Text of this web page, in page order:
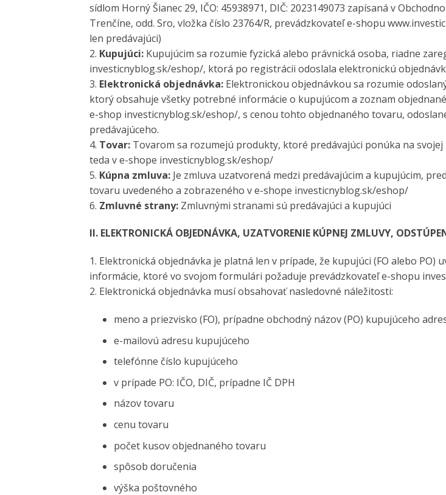
sídlom Horný Šianec 29, IČO: 45938971, DIČ: 2023149073 zapísaná v
Trenčíne, odd. Sro, vložka číslo 23764/R, prevádzkovateľ e-shopu
len predávajúci)
2. Kupujúci: Kupujúcim sa rozumie fyzická alebo právnická osoba, riadne
investicnyblog.sk/eshop/, ktorá po registrácii odoslala elektronickú
3. Elektronická objednávka: Elektronickou objednávkou sa rozumie
ktorý obsahuje všetky potrebné informácie o kupujúcom a zoznam
e-shop investicnyblog.sk/eshop/, s cenou tohto objednaného tovaru,
predávajúceho.
4. Tovar: Tovarom sa rozumejú produkty, ktoré predávajúci ponúka na
teda v e-shope investicnyblog.sk/eshop/
5. Kúpna zmluva: Je zmluva uzatvorená medzi predávajúcim a kupujúcim,
tovaru uvedeného a zobrazeného v e-shope investicnyblog.sk/eshop/
6. Zmluvné strany: Zmluvnými stranami sú predávajúci a kupujúci
II. ELEKTRONICKÁ OBJEDNÁVKA, UZATVORENIE KÚPNEJ ZMLUVY,
1. Elektronická objednávka je platná len v prípade, že kupujúci (FO alebo PO)
informácie, ktoré vo svojom formulári požaduje prevádzkovateľ e-shopu
2. Elektronická objednávka musí obsahovať nasledovné náležitosti:
meno a priezvisko (FO), prípadne obchodný názov (PO) kupujúceho
e-mailovú adresu kupujúceho
telefónne číslo kupujúceho
v prípade PO: IČO, DIČ, prípadne IČ DPH
názov tovaru
cenu tovaru
počet kusov objednaného tovaru
spôsob doručenia
výška poštovného